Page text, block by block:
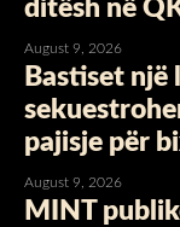
ditësh në
August 9, 2026
Bastiset një
pajisje për
August 9, 2026
MINT